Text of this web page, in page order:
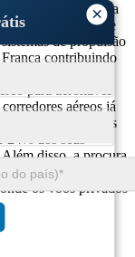
×
e é altamente ativa
Mais de
de propulsão
contribuindo
A UE introduziu
para aeronaves
aéreos já
intervenientes
dos seus
disso, a procura
ano após ano,
os voos privados